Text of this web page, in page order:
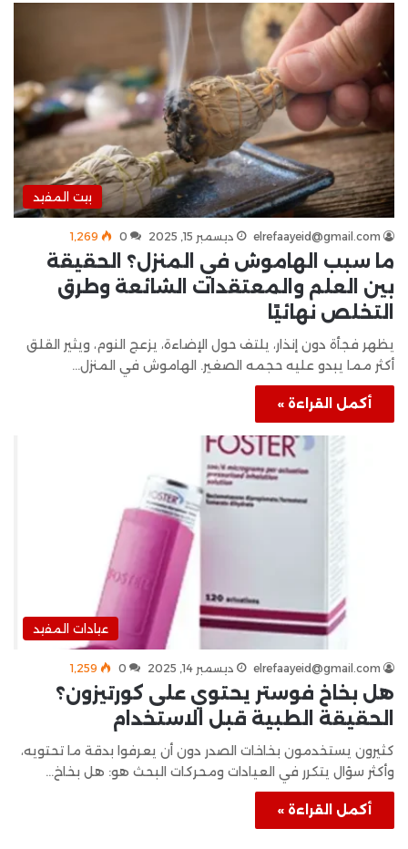
بيت المفيد
elrefaayeid@gmail.com ديسمبر 15, 2025 0 1٬269
ما سبب الهاموش في المنزل؟ الحقيقة
بين العلم والمعتقدات الشائعة وطرق
التخلص نهائيًا
يظهر فجأة دون إنذار، يلتف حول الإضاءة، يزعج النوم، ويثير القلق
أكثر مما يبدو عليه حجمه الصغير. الهاموش في المنزل…
أكمل القراءة »
عيادات المفيد
elrefaayeid@gmail.com ديسمبر 14, 2025 0 1٬259
هل بخاخ فوستر يحتوي على كورتيزون؟
الحقيقة الطبية قبل الاستخدام
كثيرون يستخدمون بخاخات الصدر دون أن يعرفوا بدقة ما تحتويه،
وأكثر سؤال يتكرر في العيادات ومحركات البحث هو: هل بخاخ…
أكمل القراءة »